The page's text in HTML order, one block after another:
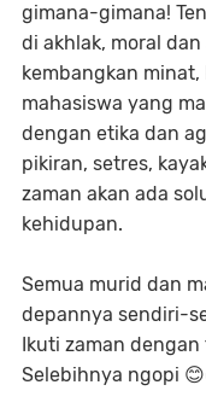
gimana-gimana!
di akhlak, moral
kembangkan
mahasiswa yang
dengan etika dan
pikiran, setres,
zaman akan ada
kehidupan.
Semua murid dan
depannya sendiri-
Ikuti zaman
Selebihnya ngopi